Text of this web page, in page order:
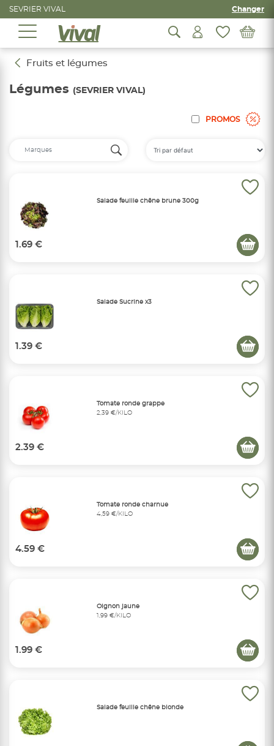
SEVRIER VIVAL Changer
Fruits et légumes
Légumes (SEVRIER VIVAL)
PROMOS
Salade feuille chêne brune 300g
1.69 €
Salade Sucrine x3
1.39 €
Tomate ronde grappe
2,39 €/KILO
2.39 €
Tomate ronde charnue
4,59 €/KILO
4.59 €
Oignon jaune
1,99 €/KILO
1.99 €
Salade feuille chêne blonde